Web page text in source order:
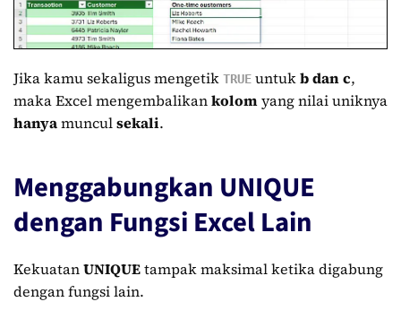
Jika kamu sekaligus mengetik TRUE untukbdanc,
maka Excel mengembalikankolomyang nilai uniknya
hanyamunculsekali.
Menggabungkan UNIQUE
dengan Fungsi Excel Lain
KekuatanUNIQUEtampak maksimal ketika digabung
dengan fungsi lain.